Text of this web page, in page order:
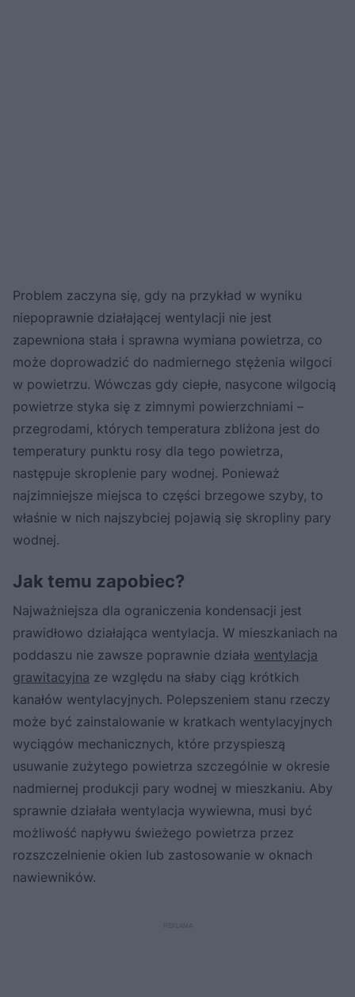
Problem zaczyna się, gdy na przykład w wyniku
niepoprawnie działającej wentylacji nie jest
zapewniona stała i sprawna wymiana powietrza, co
może doprowadzić do nadmiernego stężenia wilgoci
w powietrzu. Wówczas gdy ciepłe, nasycone wilgocią
powietrze styka się z zimnymi powierzchniami –
przegrodami, których temperatura zbliżona jest do
temperatury punktu rosy dla tego powietrza,
następuje skroplenie pary wodnej. Ponieważ
najzimniejsze miejsca to części brzegowe szyby, to
właśnie w nich najszybciej pojawią się skropliny pary
wodnej.
Jak temu zapobiec?
Najważniejsza dla ograniczenia kondensacji jest
prawidłowo działająca wentylacja. W mieszkaniach na
poddaszu nie zawsze poprawnie działa wentylacja
grawitacyjna ze względu na słaby ciąg krótkich
kanałów wentylacyjnych. Polepszeniem stanu rzeczy
może być zainstalowanie w kratkach wentylacyjnych
wyciągów mechanicznych, które przyspieszą
usuwanie zużytego powietrza szczególnie w okresie
nadmiernej produkcji pary wodnej w mieszkaniu. Aby
sprawnie działała wentylacja wywiewna, musi być
możliwość napływu świeżego powietrza przez
rozszczelnienie okien lub zastosowanie w oknach
nawiewników.